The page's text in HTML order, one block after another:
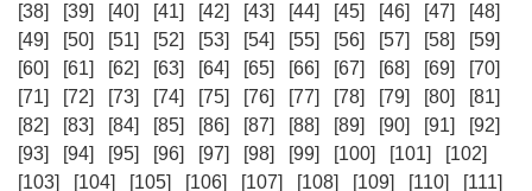
[38]
[39] [40] [41] [42] [43] [44] [45] [46] [47]
[48]
[49]
[50] [51] [52] [53] [54] [55] [56] [57] [58]
[59]
[60]
[61] [62] [63] [64] [65] [66] [67] [68] [69]
[70]
[71]
[72] [73] [74] [75] [76] [77] [78] [79] [80]
[81]
[82]
[83] [84] [85] [86] [87] [88] [89] [90] [91]
[92]
[93]
[94] [95] [96] [97] [98] [99] [100] [101]
[102]
[103]
[104] [105] [106] [107] [108] [109] [110]
[111]